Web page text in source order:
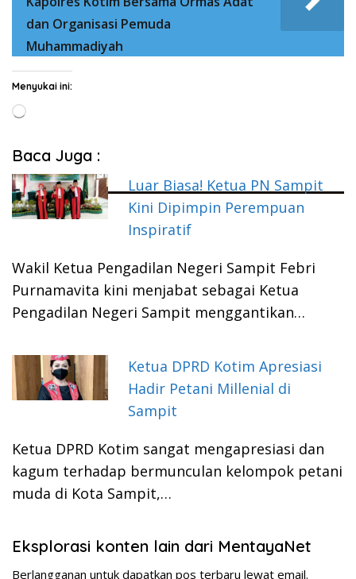
dan Organisasi Pemuda
Muhammadiyah
Menyukai ini:
Memuat...
Baca Juga :
Luar Biasa! Ketua PN Sampit
Kini Dipimpin Perempuan
Inspiratif
Wakil Ketua Pengadilan Negeri Sampit Febri
Purnamavita kini menjabat sebagai Ketua
Pengadilan Negeri Sampit menggantikan…
Ketua DPRD Kotim Apresiasi
Hadir Petani Millenial di
Sampit
Ketua DPRD Kotim sangat mengapresiasi dan
kagum terhadap bermunculan kelompok petani
muda di Kota Sampit,…
Eksplorasi konten lain dari MentayaNet
Berlangganan untuk dapatkan pos terbaru lewat email.